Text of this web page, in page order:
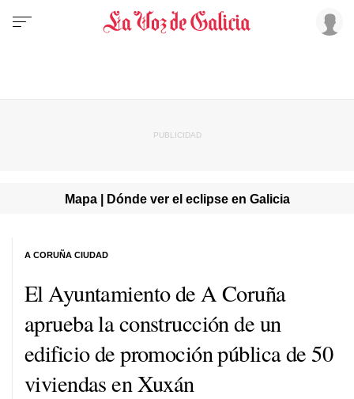
Mapa | Dónde ver el eclipse en Galicia
El Ayuntamiento de A Coruña
aprueba la construcción de un
edificio de promoción pública de 50
viviendas en Xuxán
A CORUÑA CIUDAD